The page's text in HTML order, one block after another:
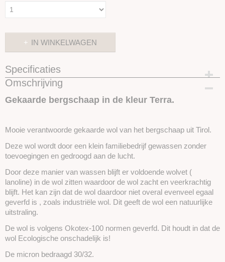
IN WINKELWAGEN
Specificaties
Productcode
Omschrijving
Gekaarde bergschaap in de kleur Terra.
Mooie verantwoorde gekaarde wol van het bergschaap uit Tirol.
Deze wol wordt door een klein familiebedrijf gewassen zonder
toevoegingen en gedroogd aan de lucht.
Door deze manier van wassen blijft er voldoende wolvet (
lanoline) in de wol zitten waardoor de wol zacht en veerkrachtig
blijft. Het kan zijn dat de wol daardoor niet overal evenveel egaal
geverfd is , zoals industriële wol. Dit geeft de wol een natuurlijke
uitstraling.
De wol is volgens Okotex-100 normen geverfd. Dit houdt in dat de
wol Ecologische onschadelijk is!
De micron bedraagd 30/32.